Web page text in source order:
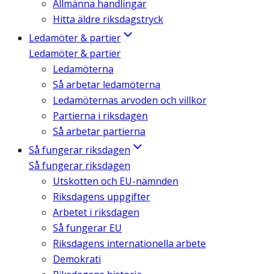
Allmänna handlingar
Hitta äldre riksdagstryck
Ledamöter & partier
Ledamöter & partier
Ledamöterna
Så arbetar ledamöterna
Ledamöternas arvoden och villkor
Partierna i riksdagen
Så arbetar partierna
Så fungerar riksdagen
Så fungerar riksdagen
Utskotten och EU-nämnden
Riksdagens uppgifter
Arbetet i riksdagen
Så fungerar EU
Riksdagens internationella arbete
Demokrati